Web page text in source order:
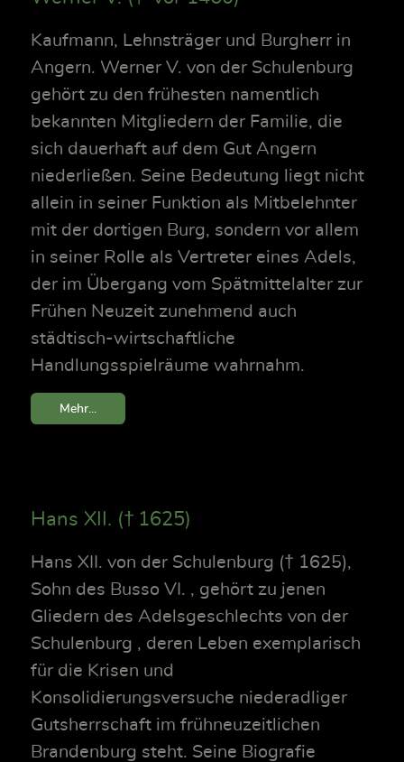
Kaufmann, Lehnsträger und Burgherr in
Angern. Werner V. von der Schulenburg
gehört zu den frühesten namentlich
bekannten Mitgliedern der Familie, die
sich dauerhaft auf dem Gut Angern
niederließen. Seine Bedeutung liegt nicht
allein in seiner Funktion als Mitbelehnter
mit der dortigen Burg, sondern vor allem
in seiner Rolle als Vertreter eines Adels,
der im Übergang vom Spätmittelalter zur
Frühen Neuzeit zunehmend auch
städtisch-wirtschaftliche
Handlungsspielräume wahrnahm.
Mehr...
Hans XII. († 1625)
Hans XII. von der Schulenburg († 1625),
Sohn des Busso VI. , gehört zu jenen
Gliedern des Adelsgeschlechts von der
Schulenburg , deren Leben exemplarisch
für die Krisen und
Konsolidierungsversuche niederadliger
Gutsherrschaft im frühneuzeitlichen
Brandenburg steht. Seine Biografie